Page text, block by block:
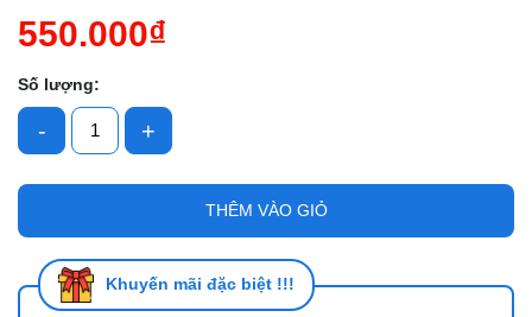
550.000₫
Số lượng:
- +
THÊM VÀO GIỎ
Khuyến mãi đặc biệt !!!